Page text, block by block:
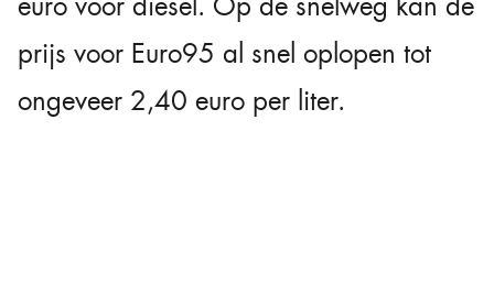
euro voor diesel. Op de snelweg kan de
prijs voor Euro95 al snel oplopen tot
ongeveer 2,40 euro per liter.